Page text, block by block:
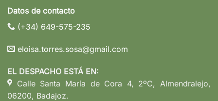
Datos de contacto
(+34) 649-575-235
eloisa.torres.sosa@gmail.com
EL DESPACHO ESTÁ EN:
Calle Santa María de Cora 4, 2ºC, Almendralejo,
06200, Badajoz.